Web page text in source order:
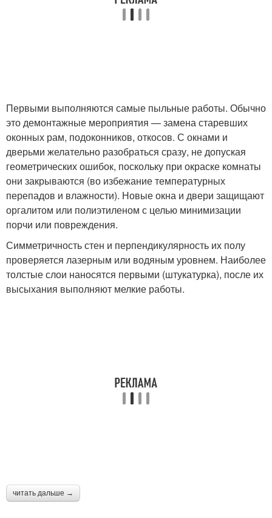
Первыми выполняются самые пыльные работы. Обычно
это демонтажные мероприятия — замена старевших
оконных рам, подоконников, откосов. С окнами и
дверьми желательно разобраться сразу, не допуская
геометрических ошибок, поскольку при окраске комнаты
они закрываются (во избежание температурных
перепадов и влажности). Новые окна и двери защищают
оргалитом или полиэтиленом с целью минимизации
порчи или повреждения.
Симметричность стен и перпендикулярность их полу
проверяется лазерным или водяным уровнем. Наиболее
толстые слои наносятся первыми (штукатурка), после их
высыхания выполняют мелкие работы.
читать дальше →